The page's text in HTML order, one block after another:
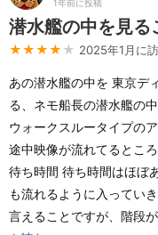
1年前に投稿
潜水艦の中を見る
★★★★ ★ 2025年1月に
あの潜水艦の中を 東京デ
る、ネモ船長の潜水艦の
ウォークスルータイプの
途中映像が流れてるとこ
待ち時間 待ち時間はほぼ
も流れるように入ってい
言えることですが、階段